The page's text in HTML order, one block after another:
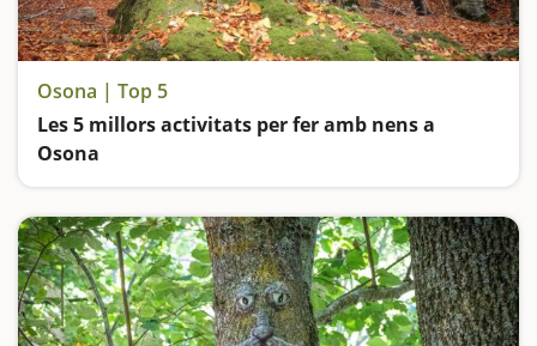
Osona | Top 5
Les 5 millors activitats per fer amb nens a
Osona